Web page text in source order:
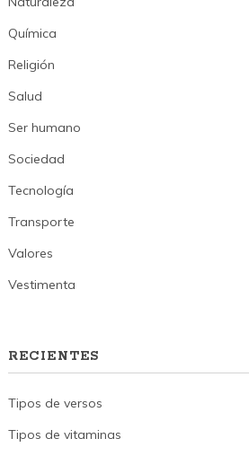
Química
Religión
Salud
Ser humano
Sociedad
Tecnología
Transporte
Valores
Vestimenta
RECIENTES
Tipos de versos
Tipos de vitaminas